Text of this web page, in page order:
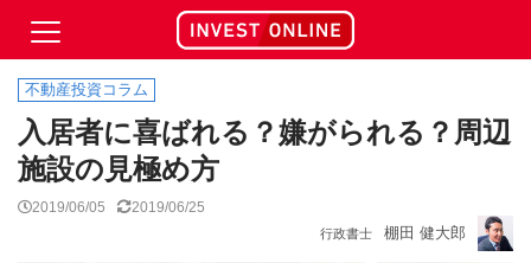
不動産投資コラム
入居者に喜ばれる？嫌がられる？周辺
施設の見極め方
2019/06/05 2019/06/25
行政書士 棚田 健大郎